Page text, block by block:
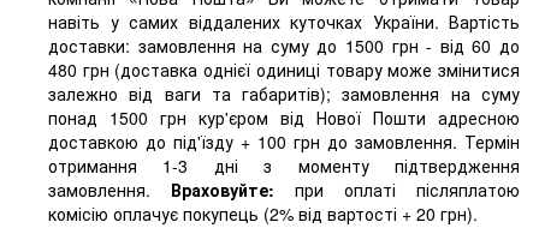
навіть у самих віддалених куточках України. Вартість
доставки: замовлення на суму до 1500 грн - від 60 до
480 грн (доставка однієї одиниці товару може змінитися
залежно від ваги та габаритів); замовлення на суму
понад 1500 грн кур'єром від Нової Пошти адресною
доставкою до під'їзду + 100 грн до замовлення. Термін
отримання 1-3 дні з моменту підтвердження
замовлення. Враховуйте: при оплаті післяплатою
комісію оплачує покупець (2% від вартості + 20 грн).